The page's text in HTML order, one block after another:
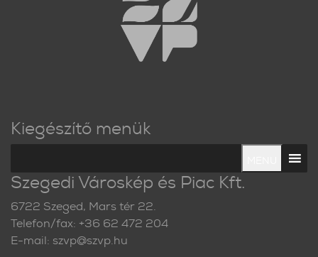
Kiegészítő menük
Szegedi Városkép és Piac Kft.
6722 Szeged, Mars tér 22.
Telefon/fax: +36 62 472 204
E-mail: szvp@szvp.hu